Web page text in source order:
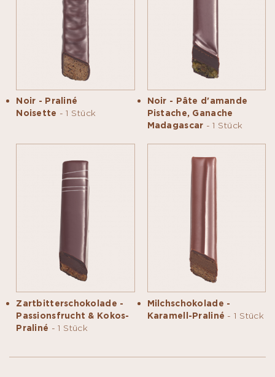
Noir - Praliné
Noisette - 1 Stück
Noir - Pâte d'amande
Pistache, Ganache
Madagascar - 1 Stück
Zartbitterschokolade -
Passionsfrucht & Kokos-
Praliné - 1 Stück
Milchschokolade -
Karamell-Praliné - 1 Stück